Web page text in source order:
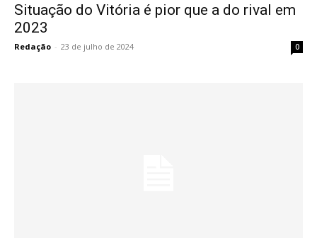
Situação do Vitória é pior que a do rival em
2023
Redação - 23 de julho de 2024 0